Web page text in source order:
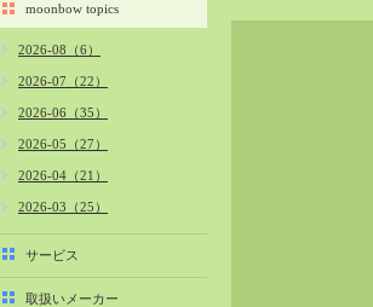
moonbow topics
2026-08（6）
2026-07（22）
2026-06（35）
2026-05（27）
2026-04（21）
2026-03（25）
2026-02（22）
2025-12（34）
サービス
取扱いメーカー